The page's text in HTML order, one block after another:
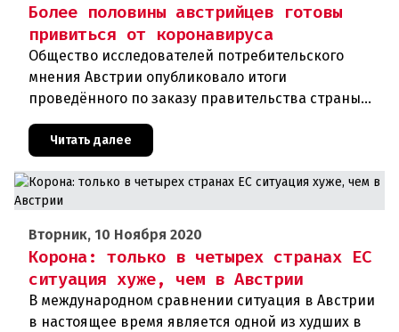
Более половины австрийцев готовы
привиться от коронавируса
Общество исследователей потребительского
мнения Австрии опубликовало итоги
проведённого по заказу правительства страны
соцопроса. В соответствии с ним около 54
процентов граждан республики хотят добро
Читать далее
Вторник, 10 Ноября 2020
Корона: только в четырех странах ЕС
ситуация хуже, чем в Австрии
В международном сравнении ситуация в Австрии
в настоящее время является одной из худших в